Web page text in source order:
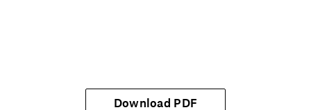
Download PDF